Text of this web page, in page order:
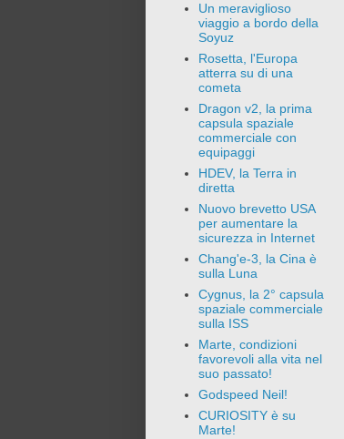
Un meraviglioso
viaggio a bordo della
Soyuz
Rosetta, l'Europa
atterra su di una
cometa
Dragon v2, la prima
capsula spaziale
commerciale con
equipaggi
HDEV, la Terra in
diretta
Nuovo brevetto USA
per aumentare la
sicurezza in Internet
Chang'e-3, la Cina è
sulla Luna
Cygnus, la 2° capsula
spaziale commerciale
sulla ISS
Marte, condizioni
favorevoli alla vita nel
suo passato!
Godspeed Neil!
CURIOSITY è su
Marte!